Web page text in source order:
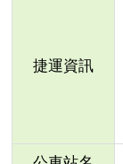
捷運資訊